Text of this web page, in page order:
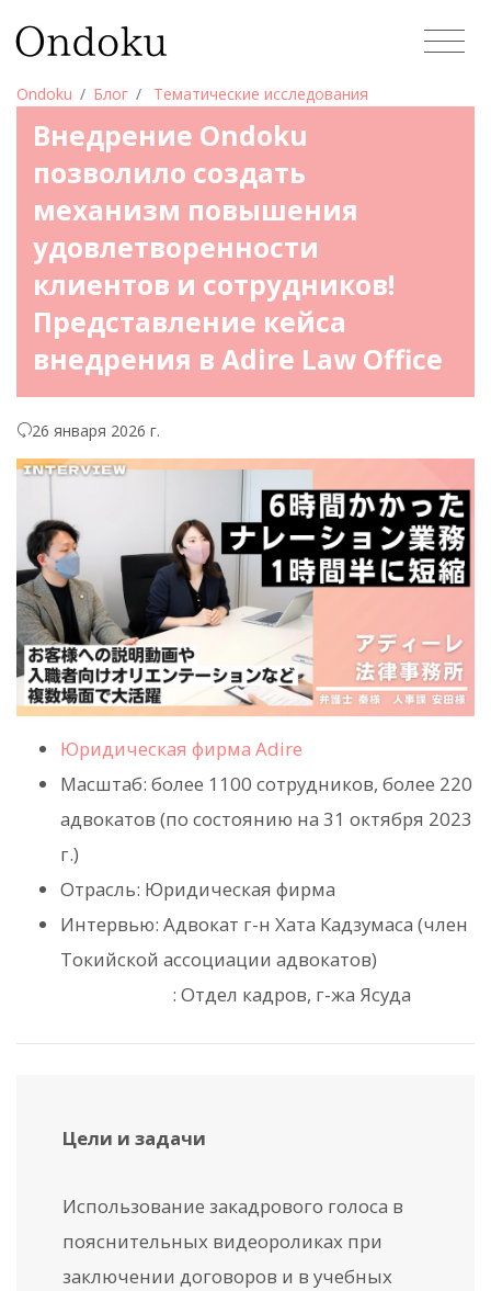
Ondoku Блог Тематические исследования
Внедрение Ondoku
позволило создать
механизм повышения
удовлетворенности
клиентов и сотрудников!
Представление кейса
внедрения в Adire Law Office
26 января 2026 г.
Юридическая фирма Adire
Масштаб: более 1100 сотрудников, более 220
адвокатов (по состоянию на 31 октября 2023
г.)
Отрасль: Юридическая фирма
Интервью: Адвокат г-н Хата Кадзумаса (член
Токийской ассоциации адвокатов)
: Отдел кадров, г-жа Ясуда
Цели и задачи
Использование закадрового голоса в
пояснительных видеороликах при
заключении договоров и в учебных